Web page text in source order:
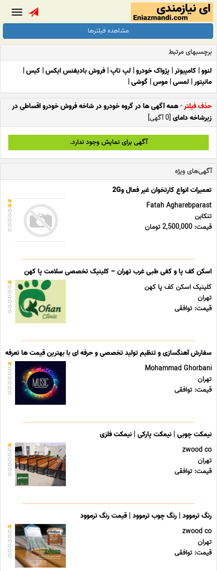
مشاهده فیلترها
برچسبهای مرتبط
لنوو| کامپیوتر| پژواک خودرو| لپ تاپ| فروش بادیفنس ایکس| کیس|
مانیتور| لمسی| موس| گوشی|
حذف فیلتر-همه آگهی ها در گروه خودرو در شاخه فروش خودرو اقساطی در
زیرشاخه دامای [0 آگهی]
آگهی برای نمایش وجود ندارد.
آگهی‌های ویژه
تعمیرات انواع کارتخوان غیر فعال و2G
Fatah Agharebparast
تنکابن
قیمت: 2,500,000 تومان
اسکن کف پا و کفی طبی غرب تهران – کلینیک تخصصی سلامت پا کهن
کلینیک اسکن کف پا کهن
تهران
قیمت: توافقی
سفارش آهنگسازی و تنظیم تولید تخصصی و حرفه ای با بهترین قیمت ها تعرفه
Mohammad Ghorbani
تهران
قیمت: توافقی
نیمکت چوبی | نیمکت پارکی | نیمکت فلزی
zwood co
تهران
قیمت: توافقی
رنگ ترموود | رنگ چوب ترموود | قیمت رنگ ترموود
zwood co
تهران
قیمت: توافقی